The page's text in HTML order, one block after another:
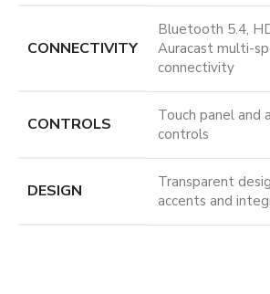
CONNECTIVITY
Bluetooth 5.4,
Auracast multi-
connectivity
CONTROLS
Touch panel and
controls
DESIGN
Transparent
accents and